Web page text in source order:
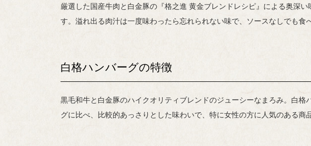
厳選した国産牛肉と白金豚の『格之進 黄金ブレンドレシピ』による奥深
す。溢れ出る肉汁は一度味わったら忘れられない味で、ソースなしでも食
白格ハンバーグの特徴
黒毛和牛と白金豚のハイクオリティブレンドのジューシーなまろみ。白
グに比べ、比較的あっさりとした味わいで、特に女性の方に人気のある商